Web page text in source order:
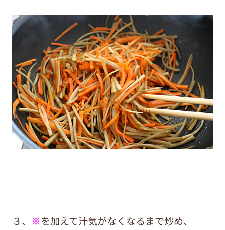
３、 ※を加えて汁気がなくなるまで炒め、